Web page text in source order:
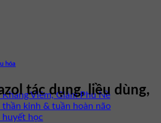
Viêm, Giảm Phù Nề
thần kinh & tuần hoàn não
huyết học
hóa
tác dụng, liều dùng,